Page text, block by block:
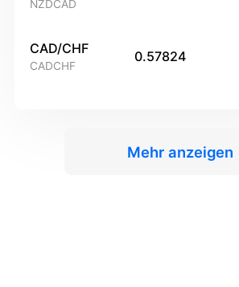
NZDCAD
CAD/CHF
CADCHF
0.57824
Mehr anzeigen